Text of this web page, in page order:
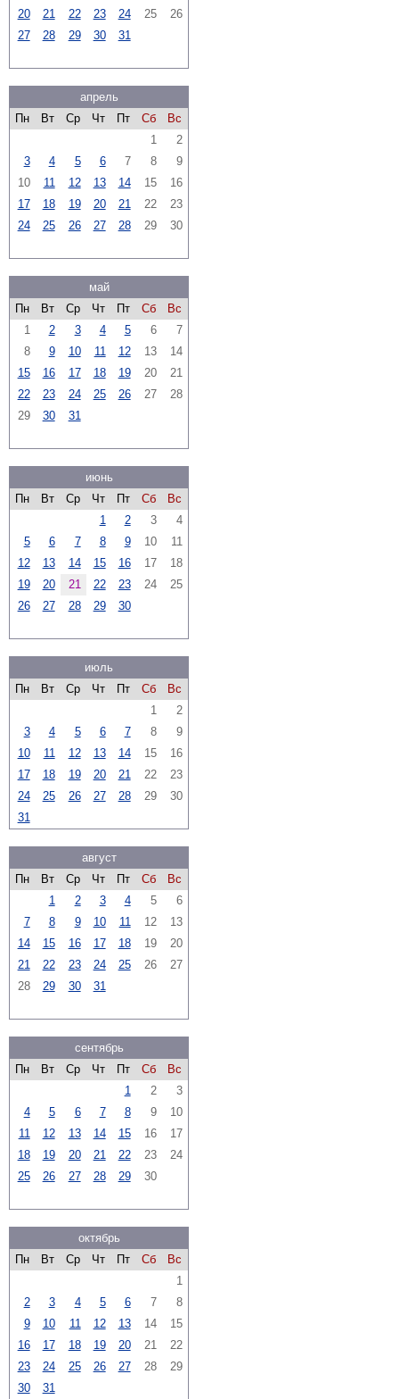
20
21 22 23 24 25
26
27
28 29 30 31
апрель
Пн
Вт Ср Чт Пт Сб
Вс
1
2
3
4 5 6 7 8
9
10
11 12 13 14 15
16
17
18 19 20 21 22
23
24
25 26 27 28 29 30
май
Пн
Вт Ср Чт Пт Сб
Вс
1
2 3 4 5 6
7
8
9 10 11 12 13
14
15
16 17 18 19 20
21
22
23 24 25 26 27
28
29
30 31
июнь
Пн
Вт Ср Чт Пт Сб
Вс
1
2 3
4
5
6 7 8 9 10
11
12
13 14 15 16 17
18
19
20 21 22 23 24
25
26
27 28 29 30
июль
Пн
Вт Ср Чт Пт Сб
Вс
1
2
3
4 5 6 7 8
9
10
11 12 13 14 15
16
17
18 19 20 21 22
23
24
25 26 27 28 29
30
31
август
Пн
Вт Ср Чт Пт Сб
Вс
1
2 3 4 5
6
7
8 9 10 11 12
13
14
15 16 17 18 19
20
21
22 23 24 25 26
27
28
29 30 31
сентябрь
Пн
Вт Ср Чт Пт Сб
Вс
1
2
3
4
5 6 7 8 9
10
11
12 13 14 15 16
17
18
19 20 21 22 23
24
25
26 27 28 29 30
октябрь
Пн
Вт Ср Чт Пт Сб
Вс
1
2
3 4 5 6 7
8
9
10 11 12 13 14
15
16
17 18 19 20 21
22
23
24 25 26 27 28
29
30
31